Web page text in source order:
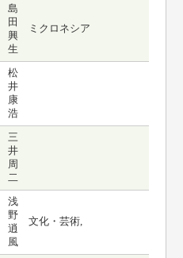
島
田
興
生
ミクロネシア
松
井
康
浩
三
井
周
二
浅
野
逍
風
文化・芸術,